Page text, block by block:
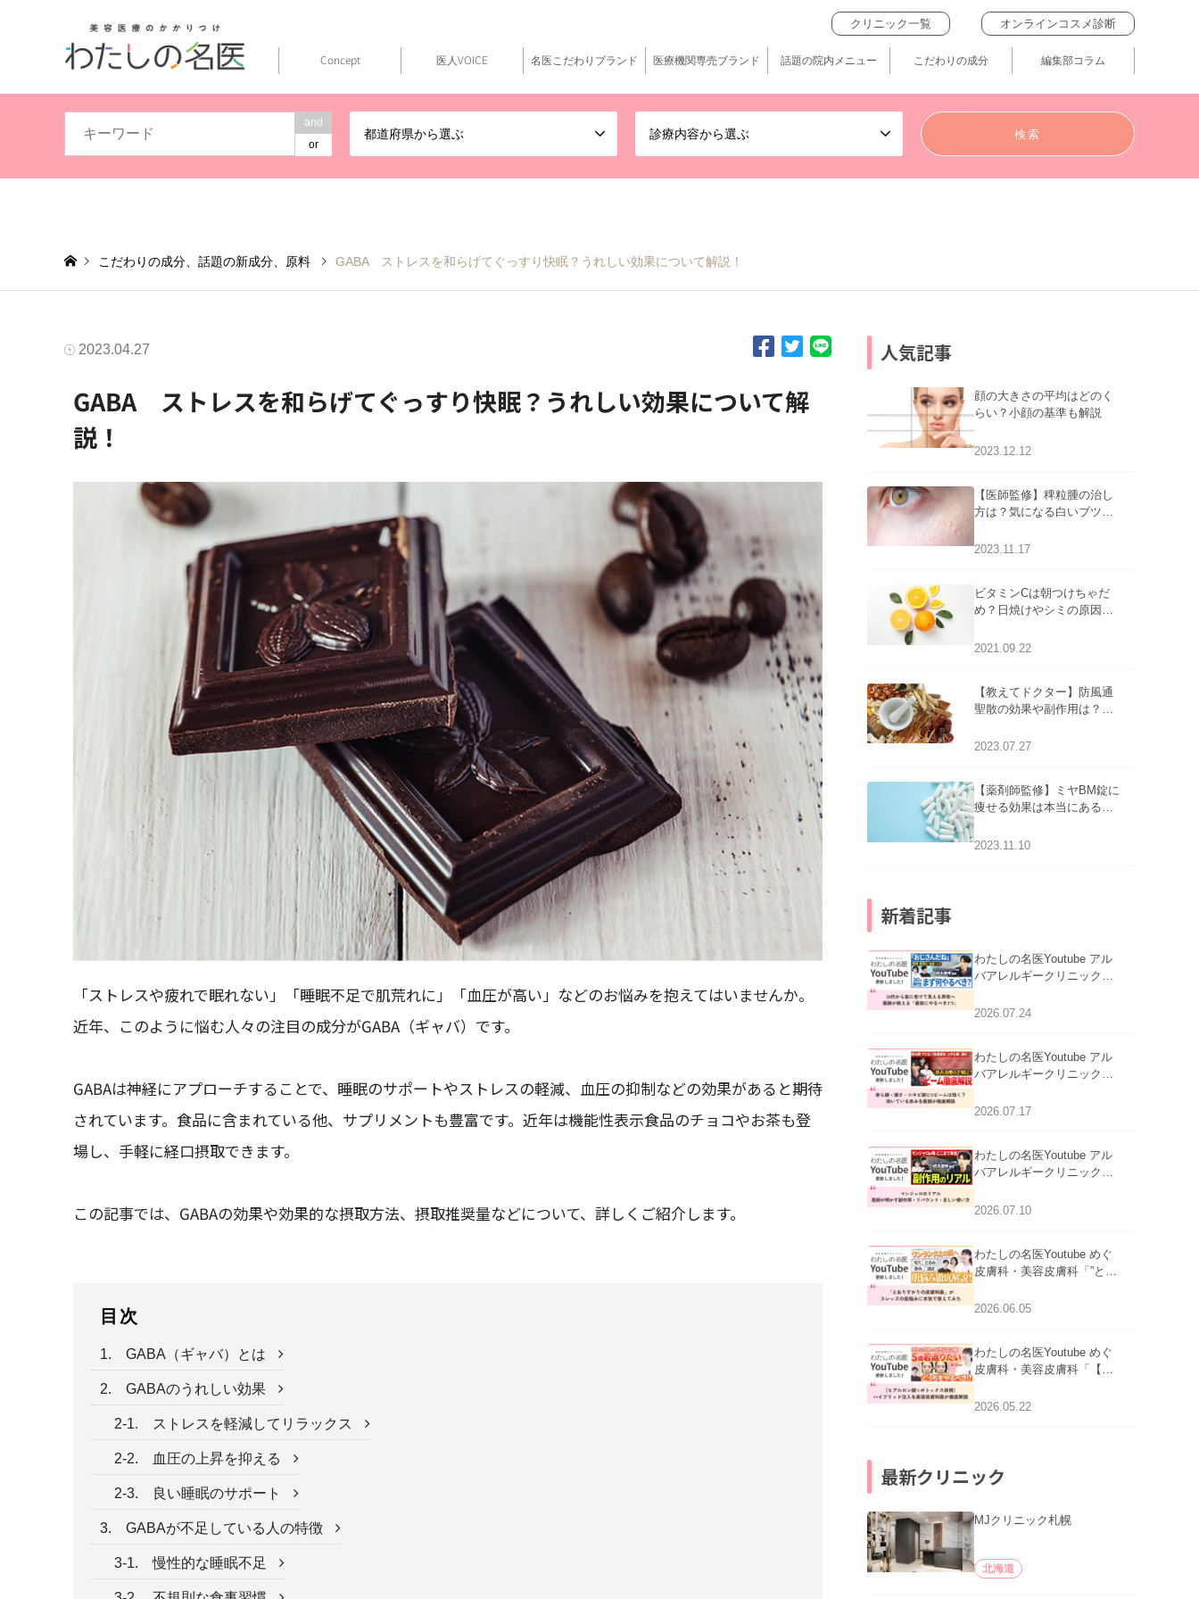
and
or
都道府県から選ぶ 診療内容から選ぶ
クリニック一覧 オンラインコスメ診断
Concept 医人VOICE 名医こだわりブランド 医療機関専売ブランド 話題の院内メニュー こだわりの成分 編集部コラム
こだわりの成分、話題の新成分、原料 GABA ストレスを和らげてぐっすり快眠？うれしい効果について解説！
2023.04.27
GABA ストレスを和らげてぐっすり快眠？うれしい効果について解
説！
「ストレスや疲れで眠れない」「睡眠不足で肌荒れに」「血圧が高い」などのお悩みを抱えてはいませんか。
近年、このように悩む人々の注目の成分がGABA（ギャバ）です。
GABAは神経にアプローチすることで、睡眠のサポートやストレスの軽減、血圧の抑制などの効果があると期待
されています。食品に含まれている他、サプリメントも豊富です。近年は機能性表示食品のチョコやお茶も登
場し、手軽に経口摂取できます。
この記事では、GABAの効果や効果的な摂取方法、摂取推奨量などについて、詳しくご紹介します。
目次
1. GABA（ギャバ）とは
2. GABAのうれしい効果
2-1. ストレスを軽減してリラックス
2-2. 血圧の上昇を抑える
2-3. 良い睡眠のサポート
3. GABAが不足している人の特徴
3-1. 慢性的な睡眠不足
人気記事
顔の大きさの平均はどのく
らい？小顔の基準も解説
2023.12.12
【医師監修】稗粒腫の治し
方は？気になる白いブツブ
アについて
2023.11.17
ビタミンCは朝つけちゃだ
め？日焼けやシミの原因に
2021.09.22
【教えてドクター】防風通
聖散の効果や副作用は？長
2023.07.27
【薬剤師監修】ミヤBM錠に
痩せる効果は本当にある
2023.11.10
新着記事
わたしの名医Youtube アル
バアレルギークリニック札
える男性へ｜医師が教える
2026.07.24
わたしの名医Youtube アル
バアレルギークリニック札
跡にVビームは効く？向い
2026.07.17
わたしの名医Youtube アル
バアレルギークリニック札
医師が明かす副作用・リバ
2026.07.10
わたしの名医Youtube めぐ
皮膚科・美容皮膚科「”とお
ッズの肌悩みに本気で答え
2026.06.05
わたしの名医Youtube めぐ
皮膚科・美容皮膚科「【ヒ
用】ハイブリッド注入を美
2026.05.22
最新クリニック
MJクリニック札幌
北海道